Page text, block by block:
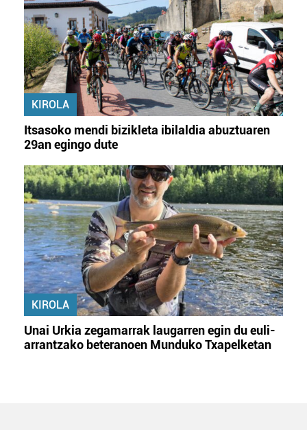
KIROLA
Itsasoko mendi bizikleta ibilaldia abuztuaren
29an egingo dute
KIROLA
Unai Urkia zegamarrak laugarren egin du euli-
arrantzako beteranoen Munduko Txapelketan